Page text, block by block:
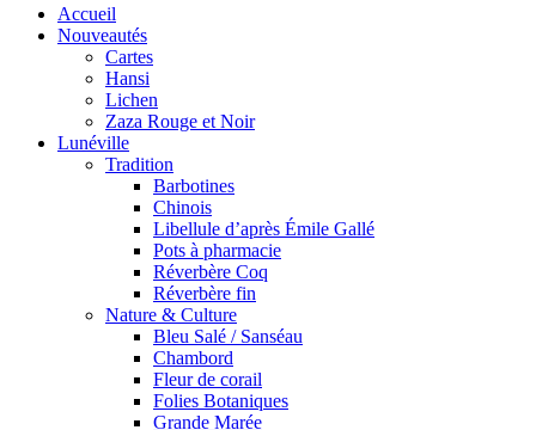
Accueil
Nouveautés
Cartes
Hansi
Lichen
Zaza Rouge et Noir
Lunéville
Tradition
Barbotines
Chinois
Libellule d’après Émile Gallé
Pots à pharmacie
Réverbère Coq
Réverbère fin
Nature & Culture
Bleu Salé / Sanséau
Chambord
Fleur de corail
Folies Botaniques
Grande Marée